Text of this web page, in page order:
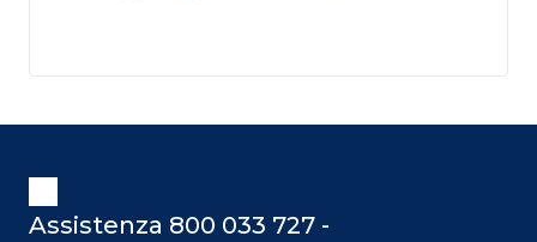
Assistenza 800 033 727 -